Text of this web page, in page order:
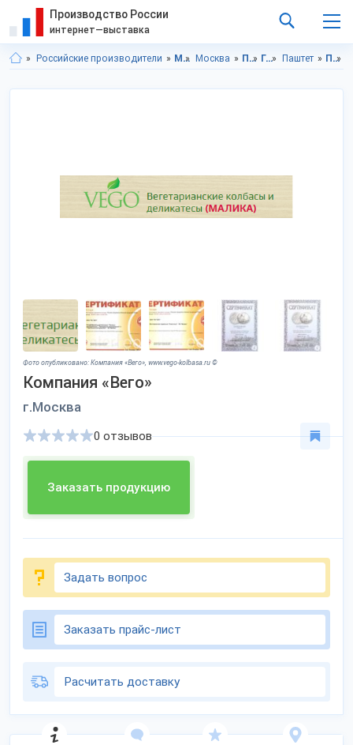
Производство России
интернет—выставка
Российские производители Московская область Москва Продукты питания Гастрономия Паштет Продукты питания в Московская область
Фото опубликовано: Компания «Вего», www.vego-kolbasa.ru ©
Компания «Вего»
г.Москва
Заказать продукцию
0 отзывов
Задать вопрос
Заказать прайс-лист
Расчитать доставку